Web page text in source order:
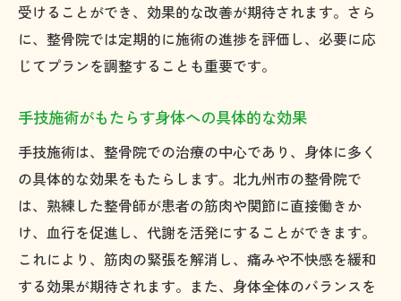
整骨院の利用で地域の健康を支える
整骨院による地域交流と健康促進活動
整骨院での施術が北九州市で注目される理由と
その効果
施術が注目される理由とその社会的背景
北九州市の整骨院が提供する独自の施術
整骨院での施術がもたらす健康的な変化
注目される施術の実績とその裏付け
整骨院の施術が注目される理由を探る
受けることができ、効果的な改善が期待されます。さら
に、整骨院では定期的に施術の進捗を評価し、必要に応
じてプランを調整することも重要です。
手技施術がもたらす身体への具体的な効果
手技施術は、整骨院での治療の中心であり、身体に多く
の具体的な効果をもたらします。北九州市の整骨院で
は、熟練した整骨師が患者の筋肉や関節に直接働きか
け、血行を促進し、代謝を活発にすることができます。
これにより、筋肉の緊張を解消し、痛みや不快感を緩和
する効果が期待されます。また、身体全体のバランスを